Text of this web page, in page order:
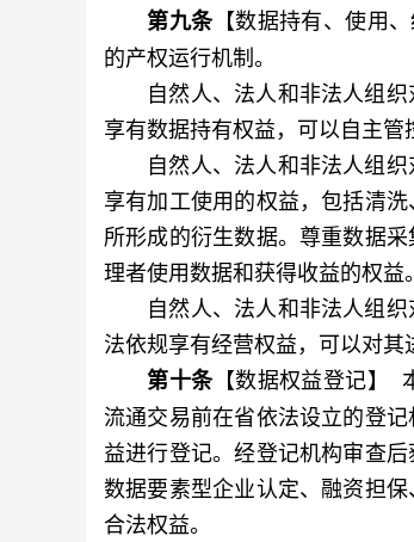
第九条【数据持有、使用
的产权运行机制。
自然人、法人和非法人组织
享有数据持有权益，可以自主管
自然人、法人和非法人组织
享有加工使用的权益，包括清
所形成的衍生数据。尊重数据
理者使用数据和获得收益的权益。
自然人、法人和非法人组织
法依规享有经营权益，可以对其
第十条【数据权益登记】
流通交易前在省依法设立的登
益进行登记。经登记机构审查
数据要素型企业认定、融资担
合法权益。